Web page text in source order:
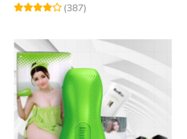
(387)